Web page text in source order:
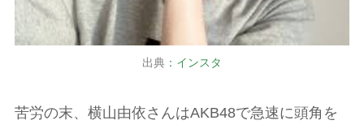
出典 ：インスタ
苦労の末、横山由依さんはAKB48で急速に頭角を